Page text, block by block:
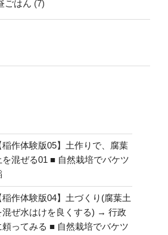
ごはん (7)
稲作体験版05】土作りで、腐葉
を混ぜる01 ■ 自然栽培でバケツ
稲作体験版04】土づくり(腐葉土
混ぜ水はけを良くする) → 行政
頼ってみる ■ 自然栽培でバケツ